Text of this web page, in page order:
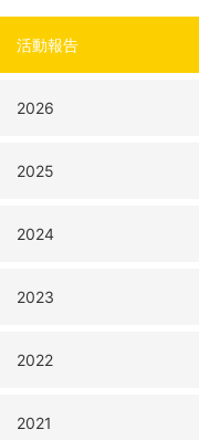
活動報告
2026
2025
2024
2023
2022
2021